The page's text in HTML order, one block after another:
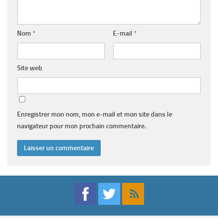
Nom * E-mail *
Site web
Enregistrer mon nom, mon e-mail et mon site dans le
navigateur pour mon prochain commentaire.